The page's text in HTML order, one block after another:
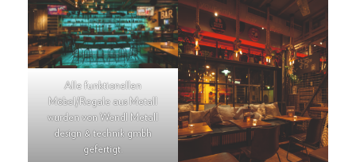
Alle funktionellen
Möbel/Regale aus Metall
wurden von Wendl Metall
design & technik gmbh
gefertigt.